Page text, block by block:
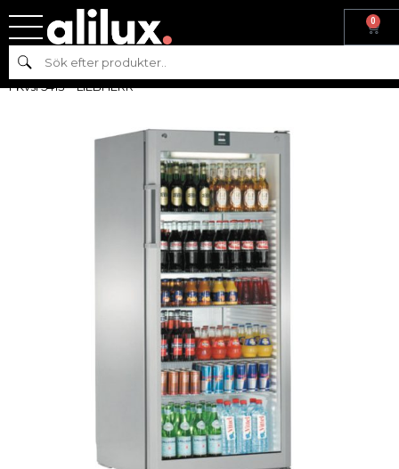
0
Sök
Hem
frys/ Exponeringsskåp/Exponeringskylskåp
FKvsl 5413 – LIEBHERR